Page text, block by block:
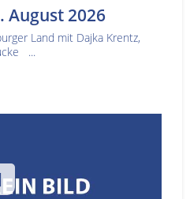
August 2026
Land mit Dajka Krentz,
...